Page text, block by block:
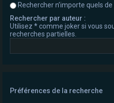
Rechercher n’importe quels
Rechercher par auteur :
Utilisez * comme joker si vous
recherches partielles.
Préférences de la recherche